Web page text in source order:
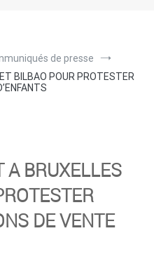
de presse
BILBAO POUR PROTESTER
A BRUXELLES
DE VENTE